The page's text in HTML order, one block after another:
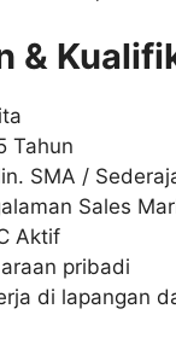
&
Tahun
SMA /
Sales
Aktif
pribadi
di lapangan